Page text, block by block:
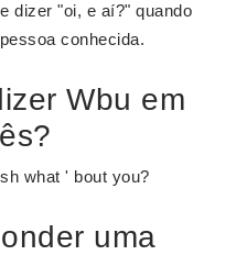
dizer "oi, e aí?" quando
conhecida.
Wbu em
what ' bout you?
uma